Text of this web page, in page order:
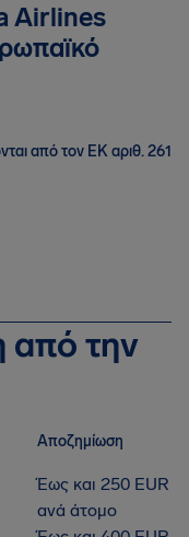
Airlines
από τον ΕΚ αριθ. 261
από την
Αποζημίωση
Έως και 250 EUR
ανά άτομο